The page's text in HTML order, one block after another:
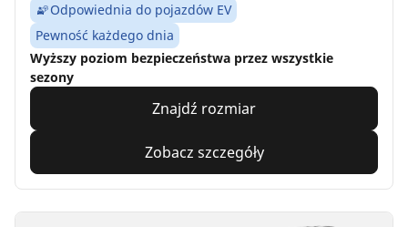
Odpowiednia do pojazdów EV
Pewność każdego dnia
Wyższy poziom bezpieczeństwa przez wszystkie
sezony
Znajdź rozmiar
Zobacz szczegóły